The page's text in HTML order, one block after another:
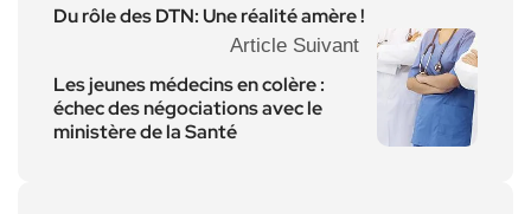
Du rôle des DTN: Une réalité amère !
Article Suivant
Les jeunes médecins en colère :
échec des négociations avec le
ministère de la Santé